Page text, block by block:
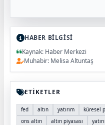
HABER BİLGİSİ
Kaynak: Haber Merkezi
Muhabir: Melisa Altuntaş
ETİKETLER
fed altın yatırım küresel
ons altın
altın piyasası